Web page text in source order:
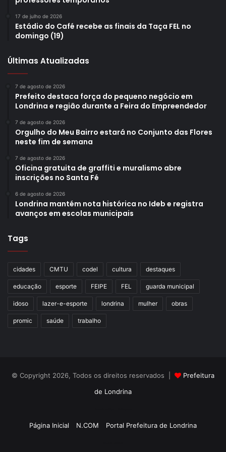
reformadas ou substituídas chegou a 959.
Texto: Danylo Alvares – Assessoria
Gostei
17 de julho de 2026
Estádio do Café recebe as finais da Taça FEL no
domingo (19)
Últimas Atualizadas
7 de agosto de 2026
Prefeito destaca força do pequeno negócio em
Londrina e região durante a Feira do Empreendedor
7 de agosto de 2026
Orgulho do Meu Bairro estará no Conjunto das Flores
neste fim de semana
7 de agosto de 2026
Oficina gratuita de graffiti e muralismo abre
inscrições no Santa Fé
6 de agosto de 2026
Londrina mantém nota histórica no Ideb e registra
avanços em escolas municipais
Tags
cidades CMTU codel cultura destaques
educação esporte FEIPE FEL guarda municipal
idoso lazer-e-esporte londrina mulher obras
promic saúde trabalho
© Copyright 2026, Todos os direitos reservados |
Prefeitura
de Londrina
Página Inicial N.COM Portal Prefeitura de Londrina